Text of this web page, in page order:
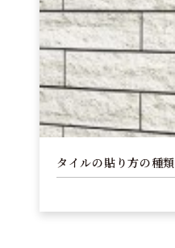
タイルの貼り方の種類